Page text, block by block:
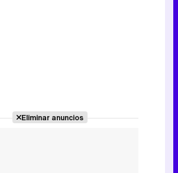
Eliminar anuncios